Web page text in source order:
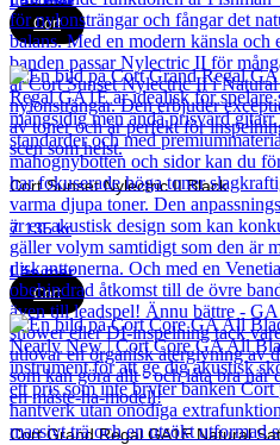
Cort
Cort Sunset Nylectric II Black
7 135kr
Läs mer
Cort
Cort Grand Regal GA1E Natural